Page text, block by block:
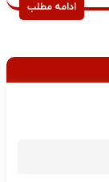
ادامه مطلب